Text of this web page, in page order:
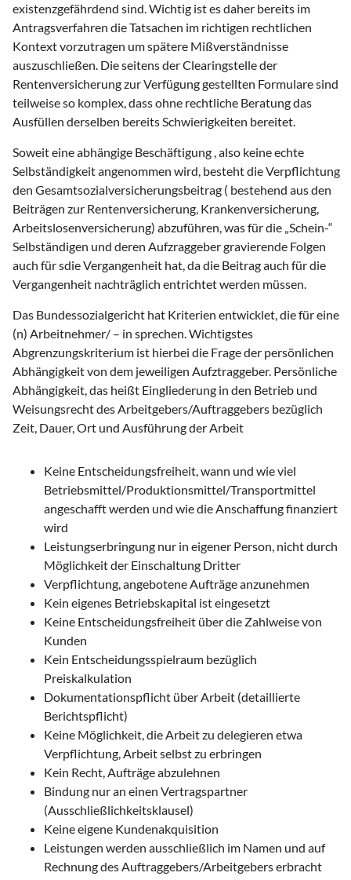
existenzgefährdend sind. Wichtig ist es daher bereits im
Antragsverfahren die Tatsachen im richtigen rechtlichen
Kontext vorzutragen um spätere Mißverständnisse
auszuschließen. Die seitens der Clearingstelle der
Rentenversicherung zur Verfügung gestellten Formulare sind
teilweise so komplex, dass ohne rechtliche Beratung das
Ausfüllen derselben bereits Schwierigkeiten bereitet.
Soweit eine abhängige Beschäftigung , also keine echte
Selbständigkeit angenommen wird, besteht die Verpflichtung
den Gesamtsozialversicherungsbeitrag ( bestehend aus den
Beiträgen zur Rentenversicherung, Krankenversicherung,
Arbeitslosenversicherung) abzuführen, was für die „Schein-“
Selbständigen und deren Aufzraggeber gravierende Folgen
auch für sdie Vergangenheit hat, da die Beitrag auch für die
Vergangenheit nachträglich entrichtet werden müssen.
Das Bundessozialgericht hat Kriterien entwicklet, die für eine
(n) Arbeitnehmer/ – in sprechen. Wichtigstes
Abgrenzungskriterium ist hierbei die Frage der persönlichen
Abhängigkeit von dem jeweiligen Aufztraggeber. Persönliche
Abhängigkeit, das heißt Eingliederung in den Betrieb und
Weisungsrecht des Arbeitgebers/Auftraggebers bezüglich
Zeit, Dauer, Ort und Ausführung der Arbeit
Keine Entscheidungsfreiheit, wann und wie viel
Betriebsmittel/Produktionsmittel/Transportmittel
angeschafft werden und wie die Anschaffung finanziert
wird
Leistungserbringung nur in eigener Person, nicht durch
Möglichkeit der Einschaltung Dritter
Verpflichtung, angebotene Aufträge anzunehmen
Kein eigenes Betriebskapital ist eingesetzt
Keine Entscheidungsfreiheit über die Zahlweise von
Kunden
Kein Entscheidungsspielraum bezüglich
Preiskalkulation
Dokumentationspflicht über Arbeit (detaillierte
Berichtspflicht)
Keine Möglichkeit, die Arbeit zu delegieren etwa
Verpflichtung, Arbeit selbst zu erbringen
Kein Recht, Aufträge abzulehnen
Bindung nur an einen Vertragspartner
(Ausschließlichkeitsklausel)
Keine eigene Kundenakquisition
Leistungen werden ausschließlich im Namen und auf
Rechnung des Auftraggebers/Arbeitgebers erbracht